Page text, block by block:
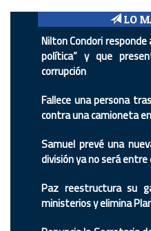
LO
Nilton Condori
política” y que
corrupción
Fallece una persona
contra una camioneta
Samuel prevé una
división ya no será
Paz reestructura su
ministerios y elimina